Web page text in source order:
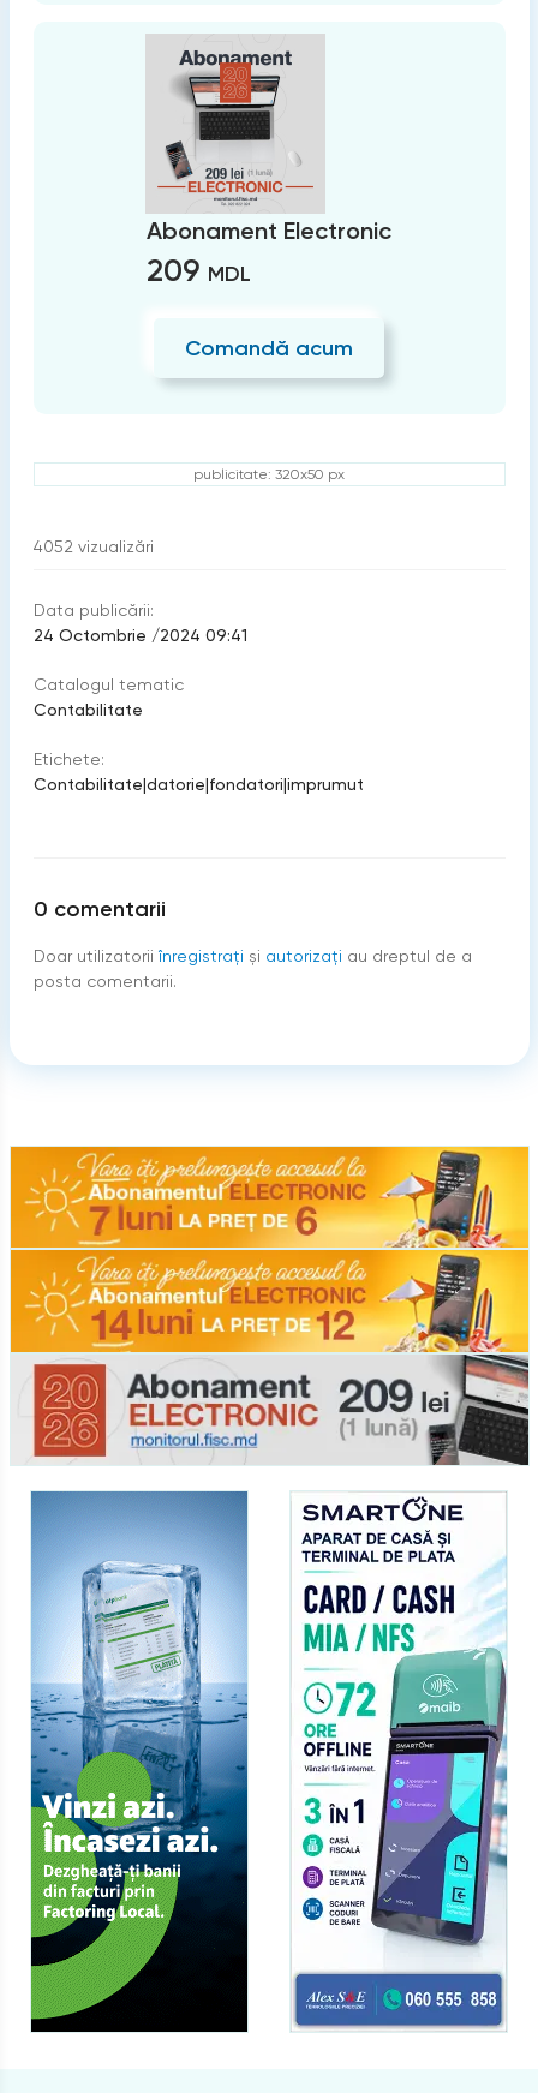
Abonament Electronic
209 MDL
Comandă acum
publicitate: 320x50 px
4052 vizualizări
Data publicării:
24 Octombrie /2024 09:41
Catalogul tematic
Contabilitate
Etichete:
Contabilitate|datorie|fondatori|imprumut
0 comentarii
Doar utilizatorii înregistraţi şi autorizați au dreptul de a
posta comentarii.